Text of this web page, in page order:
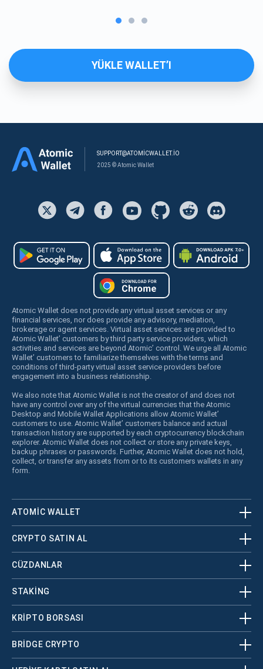
YÜKLE WALLET’I
SUPPORT@ATOMICWALLET.IO
2025 © Atomic Wallet
Atomic Wallet does not provide any virtual asset services or any
financial services, nor does provide any advisory, mediation,
brokerage or agent services. Virtual asset services are provided to
Atomic Wallet’ customers by third party service providers, which
activities and services are beyond Atomic’ control. We urge all Atomic
Wallet’ customers to familiarize themselves with the terms and
conditions of third-party virtual asset service providers before
engagement into a business relationship.
We also note that Atomic Wallet is not the creator of and does not
have any control over any of the virtual currencies that the Atomic
Desktop and Mobile Wallet Applications allow Atomic Wallet’
customers to use. Atomic Wallet’ customers balance and actual
transaction history are supported by each cryptocurrency blockchain
explorer. Atomic Wallet does not collect or store any private keys,
backup phrases or passwords. Further, Atomic Wallet does not hold,
collect, or transfer any assets from or to its customers wallets in any
form.
ATOMIC WALLET
CRYPTO SATIN AL
CÜZDANLAR
STAKING
KRİPTO BORSASI
BRIDGE CRYPTO